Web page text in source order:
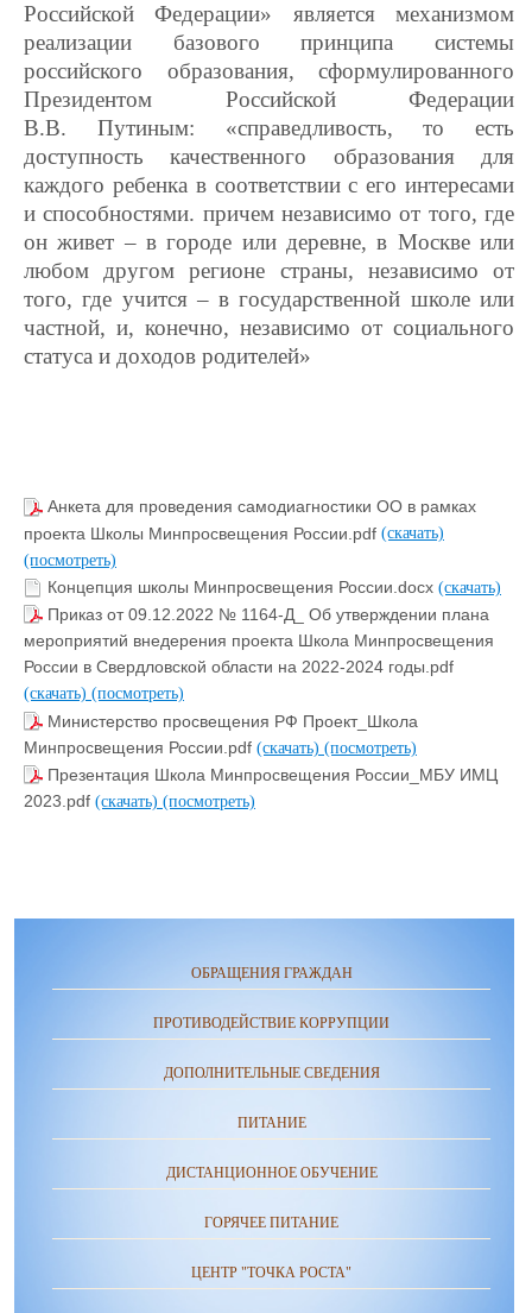
Российской Федерации» является механизмом
реализации базового принципа системы
российского образования, сформулированного
Президентом Российской Федерации
В.В. Путиным: «справедливость, то есть
доступность качественного образования для
каждого ребенка в соответствии с его интересами
и способностями. причем независимо от того, где
он живет –в городе или деревне, в Москве или
любом другом регионе страны, независимо от
того, где учится –в государственной школе или
частной, и, конечно, независимо от социального
статуса и доходов родителей»
Анкета для проведения самодиагностики ОО в рамках
проекта Школы Минпросвещения России.pdf (скачать)
(посмотреть)
Концепция школы Минпросвещения России.docx (скачать)
Приказ от 09.12.2022 № 1164-Д_ Об утверждении плана
мероприятий внедерения проекта Школа Минпросвещения
России в Свердловской области на 2022-2024 годы.pdf
(скачать) (посмотреть)
Министерство просвещения РФ Проект_Школа
Минпросвещения России.pdf (скачать) (посмотреть)
Презентация Школа Минпросвещения России_МБУ ИМЦ
2023.pdf (скачать) (посмотреть)
ОБРАЩЕНИЯ ГРАЖДАН
ПРОТИВОДЕЙСТВИЕ КОРРУПЦИИ
ДОПОЛНИТЕЛЬНЫЕ СВЕДЕНИЯ
ПИТАНИЕ
ДИСТАНЦИОННОЕ ОБУЧЕНИЕ
ГОРЯЧЕЕ ПИТАНИЕ
ЦЕНТР "ТОЧКА РОСТА"